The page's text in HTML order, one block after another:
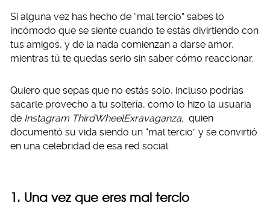
Si alguna vez has hecho de “mal tercio” sabes lo
incómodo que se siente cuando te estás divirtiendo con
tus amigos, y de la nada comienzan a darse amor,
mientras tú te quedas serio sin saber cómo reaccionar.
Quiero que sepas que no estás solo, incluso podrías
sacarle provecho a tu soltería, como lo hizo la usuaria
de Instagram ThirdWheelExravaganza, quien
documentó su vida siendo un “mal tercio” y se convirtió
en una celebridad de esa red social.
1. Una vez que eres mal tercio